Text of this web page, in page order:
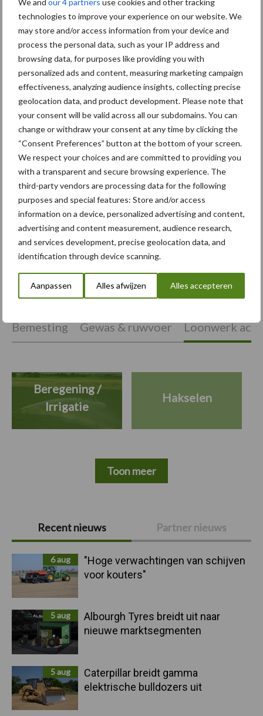
technologies to improve your experience on our website. We
may store and/or access information from your device and
process the personal data, such as your IP address and
browsing data, for purposes like providing you with
personalized ads and content, measuring marketing campaign
effectiveness, analyzing audience insights, collecting precise
geolocation data, and product development. Please note that
your consent will be valid across all our subdomains. You can
change or withdraw your consent at any time by clicking the
“Consent Preferences” button at the bottom of your screen.
We respect your choices and are committed to providing you
with a transparent and secure browsing experience. The
third-party vendors are processing data for the following
purposes and special features: Store and/or access
information on a device, personalized advertising and content,
advertising and content measurement, audience research,
and services development, precise geolocation data, and
identification through device scanning.
Aanpassen Alles afwijzen Alles accepteren
Primaire
Sidebar
Recent nieuws Partner nieuws
6 aug
"Hoge verwachtingen van schijven
voor kouters"
5 aug
Albourgh Tyres breidt uit naar
nieuwe marktsegmenten
5 aug
Caterpillar breidt gamma
elektrische bulldozers uit
Aanbevolen voor jou! management
“Inzicht is nog maar het
begin”
Stilstand voorkomen met
slijtvaste lagen
Carré rondt herstructurering
af en kijkt weer vooruit
Themapagina's
Bemesting Gewas & ruwvoer Loonwerk
Beregening /
Irrigatie
Hakselen
Toon meer